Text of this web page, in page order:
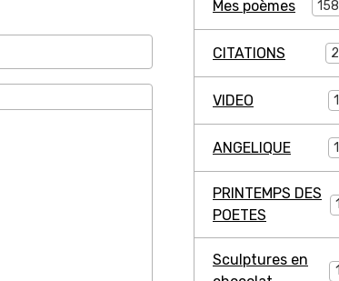
Mes poèmes 158
CITATIONS 2
VIDEO 1
ANGELIQUE 1
PRINTEMPS DES
POETES
Sculptures en